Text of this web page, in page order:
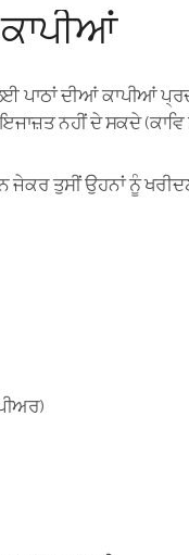
ਕਾਪੀਆਂ
ਦੀਆਂ ਕਾਪੀਆਂ
ਨਹੀਂ ਦੇ ਸਕਦੇ
ਤੁਸੀਂ ਉਹਨਾਂ ਨੂੰ